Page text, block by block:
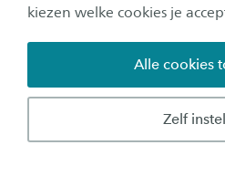
kiezen welke cookies je
Zelf
Alle cookies
investeer je in
toekomst van je
Bedrijfsopleidingen